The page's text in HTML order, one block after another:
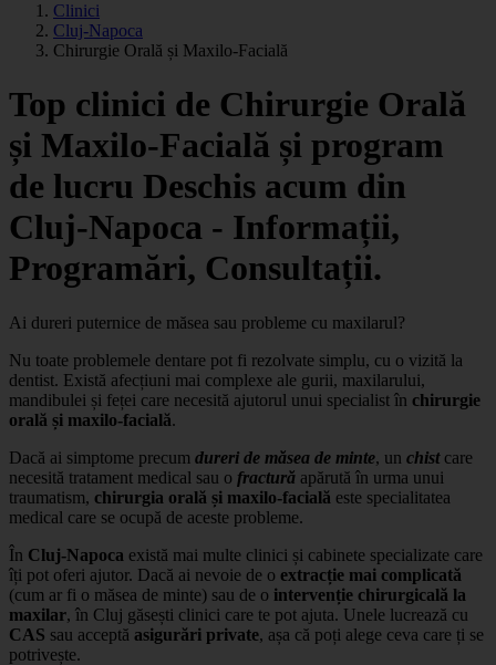
Clinici
Cluj-Napoca
Chirurgie Orală și Maxilo-Facială
Top clinici de Chirurgie Orală
și Maxilo-Facială și program
de lucru Deschis acum din
Cluj-Napoca - Informații,
Programări, Consultații.
Ai dureri puternice de măsea sau probleme cu maxilarul?
Nu toate problemele dentare pot fi rezolvate simplu, cu o vizită la
dentist. Există afecțiuni mai complexe ale gurii, maxilarului,
mandibulei și feței care necesită ajutorul unui specialist în chirurgie
orală și maxilo-facială.
Dacă ai simptome precum dureri de măsea de minte, un chistcare
necesită tratament medical sau o fractură apărută în urma unui
traumatism, chirurgia orală și maxilo-facială este specialitatea
medical care se ocupă de aceste probleme.
În Cluj-Napoca există mai multe clinici și cabinete specializate care
îți pot oferi ajutor. Dacă ai nevoie de o extracție mai complicată
(cum ar fi o măsea de minte) sau de o intervenție chirurgicală la
maxilar, în Cluj găsești clinici care te pot ajuta. Unele lucrează cu
CAS sau acceptă asigurări private, așa că poți alege ceva care ți se
potrivește.